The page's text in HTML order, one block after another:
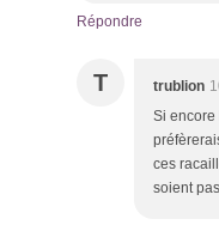
Répondre
T trublion
Si encore
ces
soient